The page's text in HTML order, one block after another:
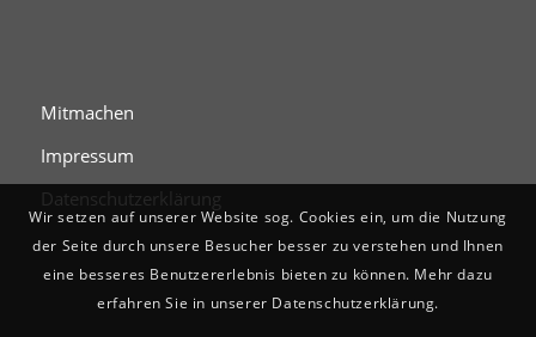
Mitmachen
Impressum
Datenschutzerklärung
Wir setzen auf unserer Website sog. Cookies ein, um die Nutzung
der Seite durch unsere Besucher besser zu verstehen und Ihnen
eine besseres Benutzererlebnis bieten zu können. Mehr dazu
erfahren Sie in unserer Datenschutzerklärung.